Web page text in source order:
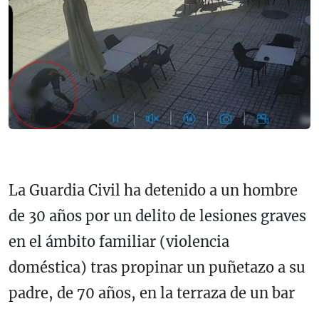
La Guardia Civil ha detenido a un hombre
de 30 años por un delito de lesiones graves
en el ámbito familiar (violencia
doméstica) tras propinar un puñetazo a su
padre, de 70 años, en la terraza de un bar